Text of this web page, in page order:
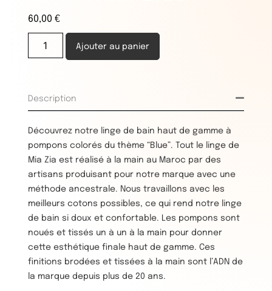
60,00 €
Ajouter au panier
Description
Découvrez notre linge de bain haut de gamme à
pompons colorés du thème “Blue”. Tout le linge de
Mia Zia est réalisé à la main au Maroc par des
artisans produisant pour notre marque avec une
méthode ancestrale. Nous travaillons avec les
meilleurs cotons possibles, ce qui rend notre linge
de bain si doux et confortable. Les pompons sont
noués et tissés un à un à la main pour donner
cette esthétique finale haut de gamme. Ces
finitions brodées et tissées à la main sont l’ADN de
la marque depuis plus de 20 ans.